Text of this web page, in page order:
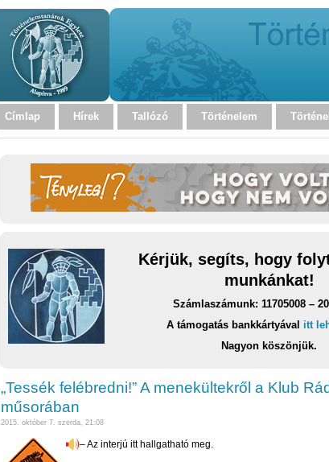
Címlap Hírek Tallózó Történelem
Kérjük, segíts, hogy
munkánkat!
Számlaszámunk: 11705008 –
A támogatás bankkártyával itt
Nagyon köszönjük.
„Tessék felébredni!” A menekültekről a Klub
műsorában
2015. október 7. szerda, 21:08
– Az interjú itt hallgatható meg.